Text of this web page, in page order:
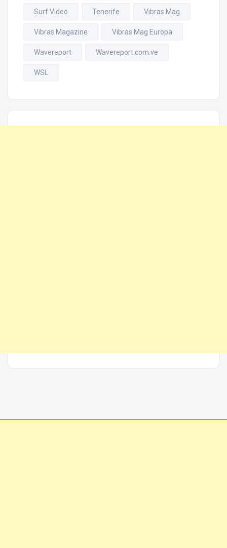
Surf Video Tenerife Vibras Mag
Vibras Magazine Vibras Mag Europa
Wavereport Wavereport.com.ve
WSL